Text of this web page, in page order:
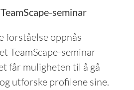
seminar
forståelse oppnås
TeamScape-seminar
får muligheten til å gå
utforske profilene sine.